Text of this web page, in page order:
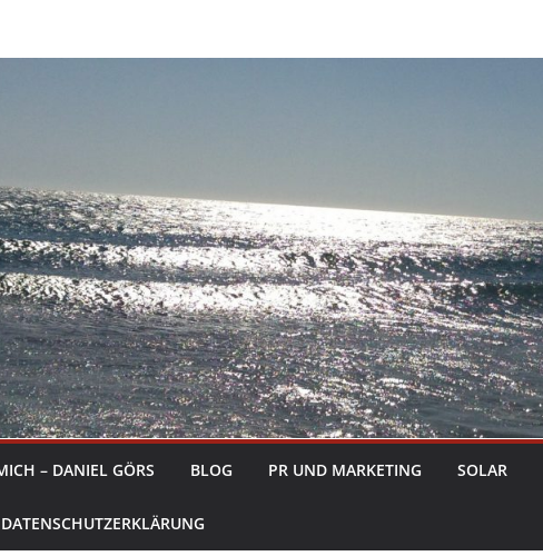
– DANIEL GÖRS BLOG PR UND MARKETING SOLAR